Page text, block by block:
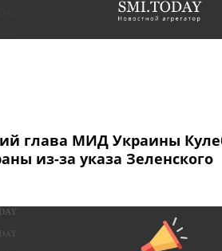
глава МИД Украины
из-за указа Зеленского